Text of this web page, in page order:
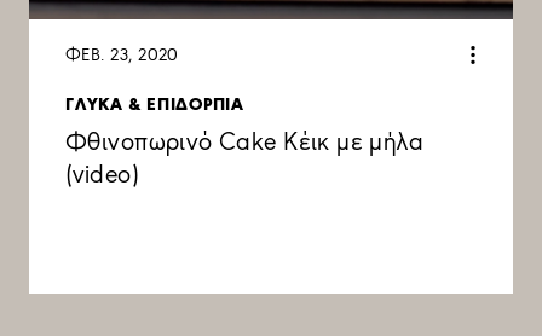
ΦΕΒ. 23, 2020
ΓΛΥΚΑ & ΕΠΙΔΟΡΠΙΑ
Φθινοπωρινό Cake Κέικ με μήλα
(video)